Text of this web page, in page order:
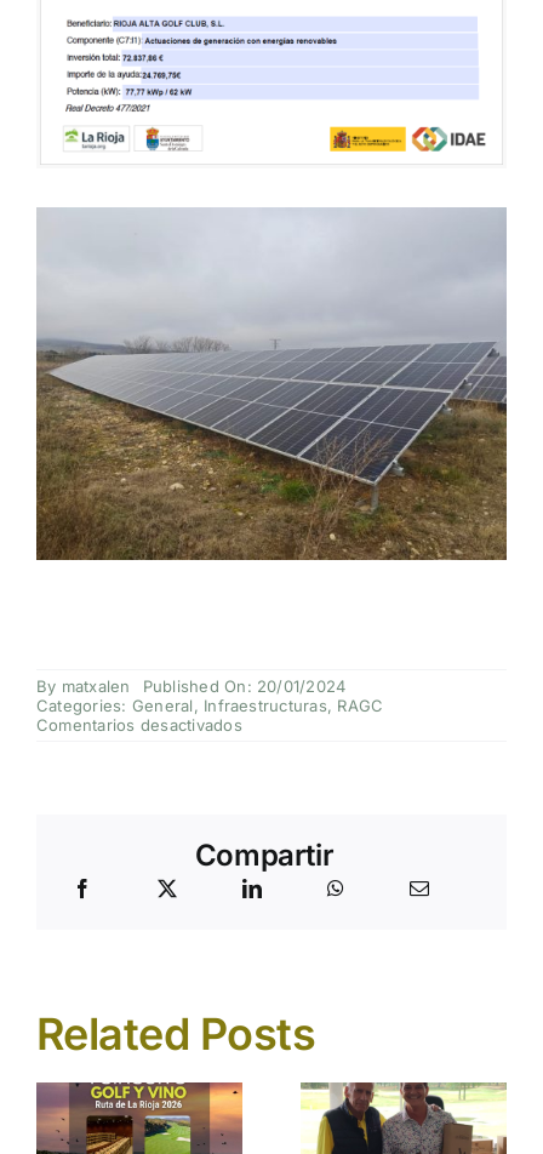
By matxalen
Published On: 20/01/2024
Categories: General, Infraestructuras, RAGC
Comentarios desactivadosen
Domingo
de
La
Calzada
Compartir
Related Posts